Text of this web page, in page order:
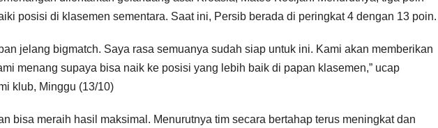
posisi di klasemen sementara. Saat ini, Persib berada di peringkat 4 dengan 13 poin.
jelang bigmatch. Saya rasa semuanya sudah siap untuk ini. Kami akan memberikan
menang supaya bisa naik ke posisi yang lebih baik di papan klasemen,” ucap
klub, Minggu (13/10)
bisa meraih hasil maksimal. Menurutnya tim secara bertahap terus meningkat dan